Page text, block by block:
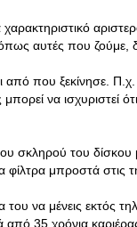
αυτές που ζούμε,
από που ξεκίνησε.
να
σκληρού του δίσκου
μπροστά στις
του να μένεις εκτός
από 35 χρόνια